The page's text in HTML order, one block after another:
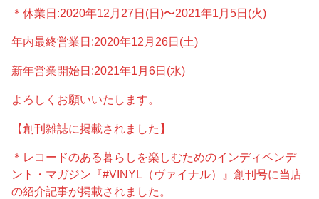
＊休業日:2020年12月27日(日)〜2021年1月5日(火)
年内最終営業日:2020年12月26日(土)
新年営業開始日:2021年1月6日(水)
よろしくお願いいたします。
【創刊雑誌に掲載されました】
＊レコードのある暮らしを楽しむためのインディペンデ
ント・マガジン『#VINYL（ヴァイナル）』創刊号に当店
の紹介記事が掲載されました。